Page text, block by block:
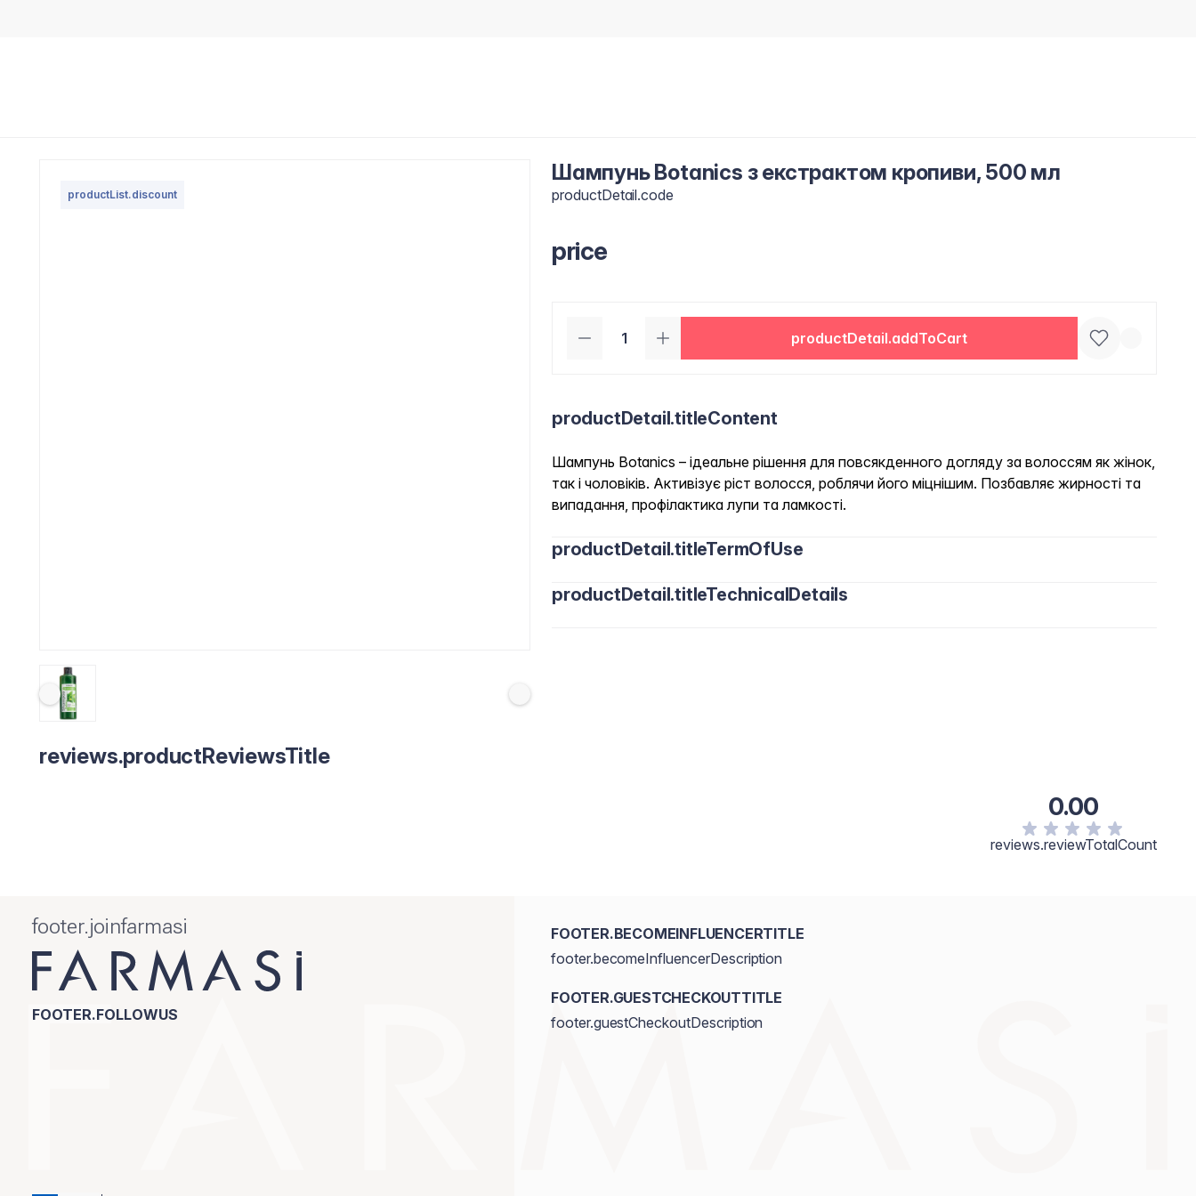
productList.discount
Шампунь Botanics з екстрактом кропиви, 500 мл
productDetail.code
price
productDetail.addToCart
productDetail.titleContent
Шампунь Botanics – ідеальне рішення для повсякденного догляду за волоссям як жінок,
так і чоловіків. Активізує ріст волосся, роблячи його міцнішим. Позбавляє жирності та
випадання, профілактика лупи та ламкості.
productDetail.titleTermOfUse
productDetail.titleTechnicalDetails
reviews.productReviewsTitle
0.00
reviews.reviewTotalCount
footer.joinfarmasi
FOOTER.FOLLOWUS
FOOTER.BECOMEINFLUENCERTITLE
footer.becomeInfluencerDescription
FOOTER.GUESTCHECKOUTTITLE
footer.guestCheckoutDescription